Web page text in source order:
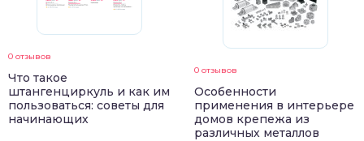
0 отзывов
Что такое
штангенциркуль и как им
пользоваться: советы для
начинающих
0 отзывов
Особенности
применения в интерьере
домов крепежа из
различных металлов